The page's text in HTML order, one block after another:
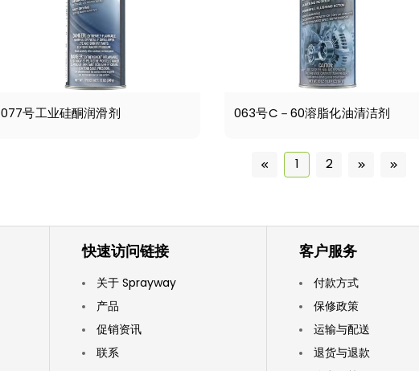
077号工业硅酮润滑剂 063号C－60溶脂化油清洁剂
1 2
快速访问链接
关于 Sprayway
产品
促销资讯
联系
客户服务
付款方式
保修政策
运输与配送
退货与退款